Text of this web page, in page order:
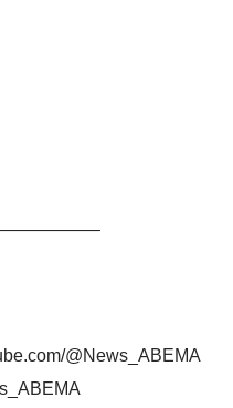
@News_ABEMA